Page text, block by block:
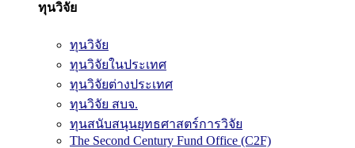
ทุนวิจัย
ทุนวิจัย
ทุนวิจัยในประเทศ
ทุนวิจัยต่างประเทศ
ทุนวิจัย สบจ.
ทุนสนับสนุนยุทธศาสตร์การวิจัย
The Second Century Fund Office (C2F)